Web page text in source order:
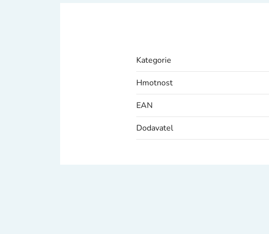
Kategorie
Hmotnost
EAN
Dodavatel